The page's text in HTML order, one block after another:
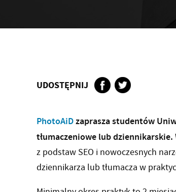
UDOSTĘPNIJ
PhotoAiDzaprasza studentów
tłumaczeniowe lub dziennikarskie.
z podstaw SEO i nowoczesnych
dziennikarza lub tłumacza w